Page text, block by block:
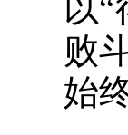
以
败
始